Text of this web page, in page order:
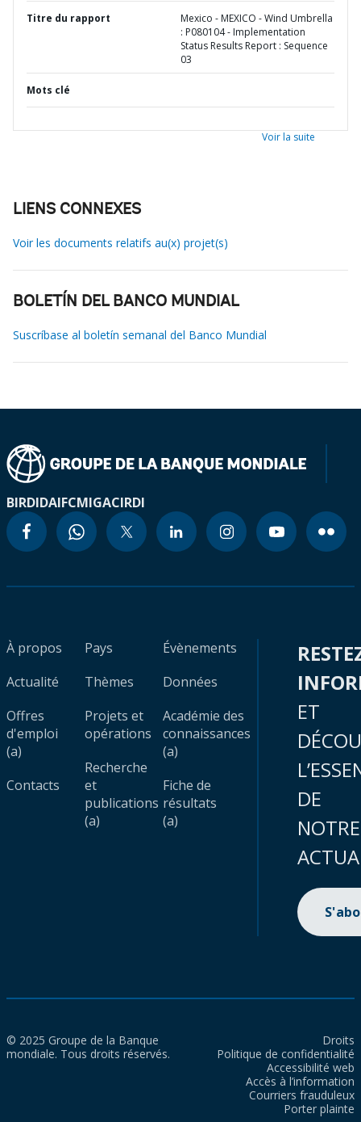
Titre du rapport
Mexico - MEXICO - Wind Umbrella
: P080104 - Implementation
Status Results Report : Sequence
03
Mots clé
Voir la suite
LIENS CONNEXES
Voir les documents relatifs au(x) projet(s)
BOLETÍN DEL BANCO MUNDIAL
Suscríbase al boletín semanal del Banco Mundial
BIRDIDAIFCMIGACIRDI
À propos
Actualité
Offres
d'emploi
(a)
Contacts
Pays
Thèmes
Projets et
opérations
Recherche
et
publications
(a)
Évènements
Données
Académie des
connaissances
(a)
Fiche de
résultats
(a)
ET
DE
NOTRE
© 2025 Groupe de la Banque
mondiale. Tous droits réservés.
Droits
Politique de confidentialité
Accessibilité web
Accès à l’information
Courriers frauduleux
Porter plainte